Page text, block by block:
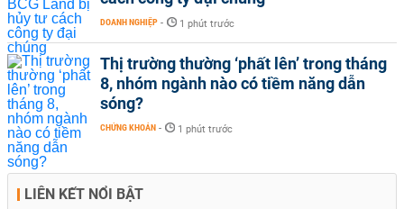
DOANH NGHIỆP - 1 phút trước
Thị trường thường ‘phất lên’ trong tháng
8, nhóm ngành nào có tiềm năng dẫn
sóng?
CHỨNG KHOÁN - 1 phút trước
LIÊN KẾT NỔI BẬT